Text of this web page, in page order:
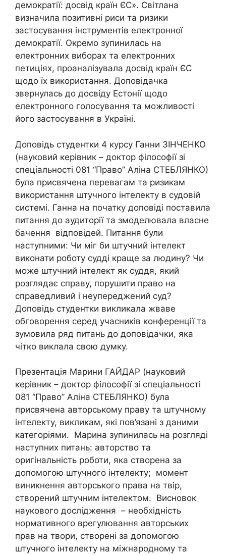
демократії: досвід країн ЄС». Світлана
визначила позитивні риси та ризики
застосування інструментів електронної
демократії. Окремо зупинилась на
електронних виборах та електронних
петиціях, проаналізувала досвід країн ЄС
щодо їх використання. Доповідачка
звернулась до досвіду Естонії щодо
електронного голосування та можливості
його застосування в Україні.
Доповідь студентки 4 курсу Ганни ЗІНЧЕНКО
(науковий керівник – доктор філософії зі
спеціальності 081 “Право” Аліна СТЕБЛЯНКО)
була присвячена перевагам та ризикам
використання штучного інтелекту в судовій
системі. Ганна на початку доповіді поставила
питання до аудиторії та змоделювала власне
бачення відповідей. Питання були
наступними: Чи міг би штучний інтелект
виконати роботу судді краще за людину? Чи
може штучний інтелект як суддя, який
розглядає справу, порушити право на
справедливий і неупереджений суд?
Доповідь студентки викликала жваве
обговорення серед учасників конференції та
зумовила ряд питань до доповідачки, яка
чітко виклала свою думку.
Презентація Марини ГАЙДАР (науковий
керівник – доктор філософії зі спеціальності
081 “Право” Аліна СТЕБЛЯНКО) була
присвячена авторському праву та штучному
інтелекту, викликам, які пов’язані з даними
категоріями. Марина зупинилась на розгляді
наступних питань: авторство та
оригінальність роботи, яка створена за
допомогою штучного інтелекту; момент
виникнення авторського права на твір,
створений штучним інтелектом. Висновок
наукового дослідження – необхідність
нормативного врегулювання авторських
прав на твори, створені за допомогою
штучного інтелекту на міжнародному та